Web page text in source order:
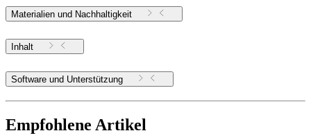
Materialien und Nachhaltigkeit
Inhalt
Software und Unterstützung
Empfohlene Artikel